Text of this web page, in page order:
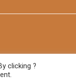
Developed By
clicking ?